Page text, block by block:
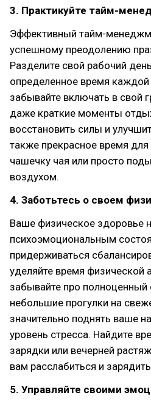
3. Практикуйте тайм-
Эффективный тайм-
успешному преодолению
Разделите свой рабочий
определенное время
забывайте включать в свой
даже краткие моменты
восстановить силы и
также прекрасное время
чашечку чая или просто
воздухом.
4. Заботьтесь о своем
Ваше физическое здоровье
психоэмоциональным
придерживаться
уделяйте время физической
забывайте про
небольшие прогулки на
значительно поднять ваше
уровень стресса. Найдите
зарядки или вечерней
вам расслабиться и
5. Управляйте своими